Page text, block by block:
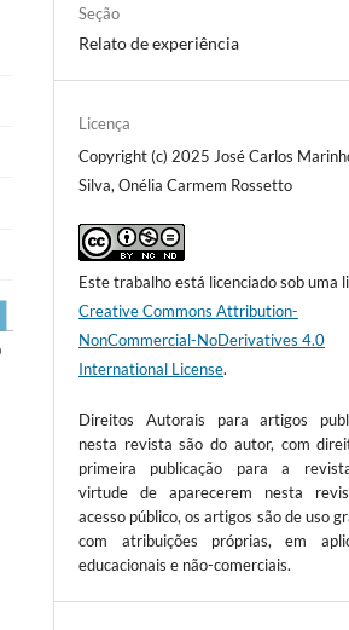
Seção
Relato de experiência
Licença
Copyright (c) 2025 José Carlos
Silva, Onélia Carmem Rossetto
Este trabalho está licenciado sob uma
Creative Commons Attribution-
NonCommercial-NoDerivatives 4.0
International License.
Direitos Autorais para artigos
nesta revista são do autor, com
primeira publicação para a
virtude de aparecerem nesta
acesso público, os artigos são de uso
com atribuições próprias, em
educacionais e não-comerciais.